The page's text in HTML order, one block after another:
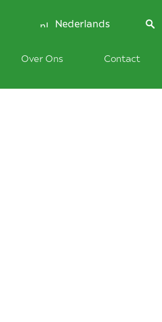
Nederlands
Over Ons Contact